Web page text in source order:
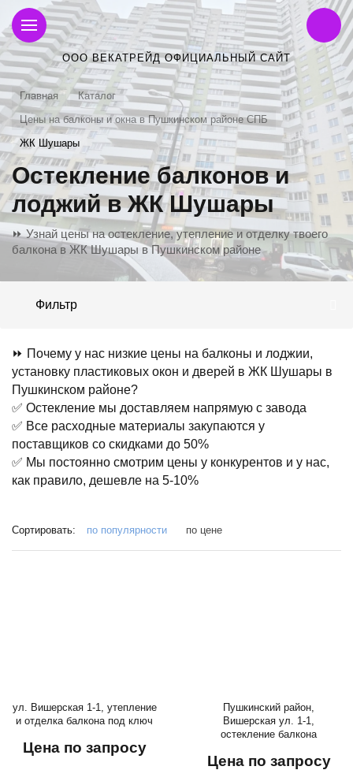
ООО ВЕКАТРЕЙД ОФИЦИАЛЬНЫЙ САЙТ
Главная
Каталог
Цены на балконы и окна в Пушкинском районе СПБ
ЖК Шушары
Остекление балконов и
лоджий в ЖК Шушары
⏩ Узнай цены на остекление, утепление и отделку твоего
балкона в ЖК Шушары в Пушкинском районе
Фильтр
⏩ Почему у нас низкие цены на балконы и лоджии,
установку пластиковых окон и дверей в ЖК Шушары в
Пушкинском районе?
✅ Остекление мы доставляем напрямую с завода
✅ Все расходные материалы закупаются у
поставщиков со скидками до 50%
✅ Мы постоянно смотрим цены у конкурентов и у нас,
как правило, дешевле на 5-10%
Сортировать: по популярности по цене
ул. Вишерская 1-1, утепление
и отделка балкона под ключ
Цена по запросу
Пушкинский район,
Вишерская ул. 1-1,
остекление балкона
Цена по запросу